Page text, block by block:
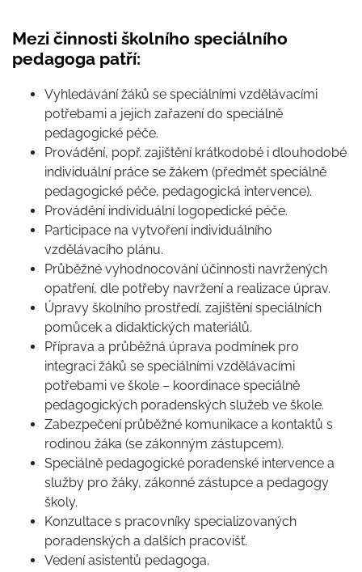
Mezi činnosti školního speciálního
pedagoga patří:
Vyhledávání žáků se speciálními vzdělávacími
potřebami a jejich zařazení do speciálně
pedagogické péče.
Provádění, popř. zajištění krátkodobé i dlouhodobé
individuální práce se žákem (předmět speciálně
pedagogické péče, pedagogická intervence).
Provádění individuální logopedické péče.
Participace na vytvoření individuálního
vzdělávacího plánu.
Průběžné vyhodnocování účinnosti navržených
opatření, dle potřeby navržení a realizace úprav.
Úpravy školního prostředí, zajištění speciálních
pomůcek a didaktických materiálů.
Příprava a průběžná úprava podmínek pro
integraci žáků se speciálními vzdělávacími
potřebami ve škole – koordinace speciálně
pedagogických poradenských služeb ve škole.
Zabezpečení průběžné komunikace a kontaktů s
rodinou žáka (se zákonným zástupcem).
Speciálně pedagogické poradenské intervence a
služby pro žáky, zákonné zástupce a pedagogy
školy.
Konzultace s pracovníky specializovaných
poradenských a dalších pracovišť.
Vedení asistentů pedagoga.